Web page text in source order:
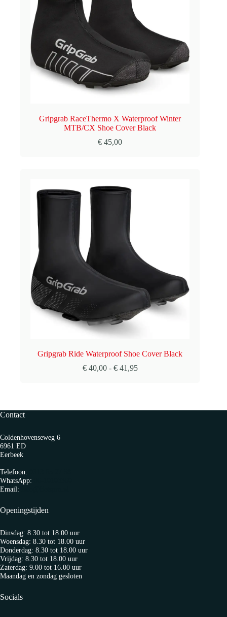
Gripgrab RaceThermo X Waterproof Winter
MTB/CX Shoe Cover Black
€ 45,00
Gripgrab Ride Waterproof Shoe Cover Black
€40,00 - €41,95Prijsklasse:
Contact
Coldenhovenseweg 6
6961 ED
Eerbeek
Telefoon:
WhatsApp:
Email:
Openingstijden
Dinsdag: 8.30 tot 18.00 uur
Woensdag: 8.30 tot 18.00 uur
Donderdag: 8.30 tot 18.00 uur
Vrijdag: 8.30 tot 18.00 uur
Zaterdag: 9.00 tot 16.00 uur
Maandag en zondag gesloten
Socials